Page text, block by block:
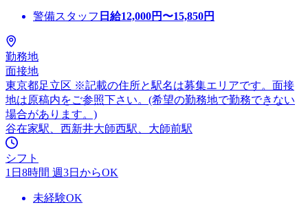
警備スタッフ 日給12,000円〜15,850円
勤務地
面接地
東京都足立区 ※記載の住所と駅名は募集エリアです。面接
地は原稿内をご参照下さい。(希望の勤務地で勤務できない
場合があります。)
谷在家駅、西新井大師西駅、大師前駅
シフト
1日8時間 週3日からOK
未経験OK